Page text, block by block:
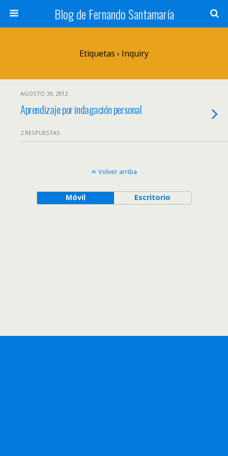
Blog de Fernando Santamaría
Etiquetas › Inquiry
AGOSTO 30, 2012
Aprendizaje por indagación personal
2 RESPUESTAS
Volver arriba
Móvil Escritorio